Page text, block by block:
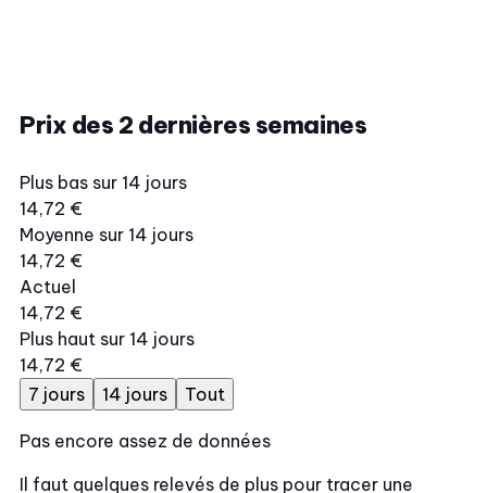
Prix des 2 dernières semaines
Plus bas sur 14 jours
14,72 €
Moyenne sur 14 jours
14,72 €
Actuel
14,72 €
Plus haut sur 14 jours
14,72 €
7 jours
14 jours Tout
Pas encore assez de données
Il faut quelques relevés de plus pour tracer une